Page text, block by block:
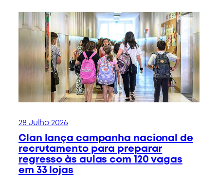
28 Julho 2026
Clan lança campanha nacional de
recrutamento para preparar
regresso às aulas com 120 vagas
em 33 lojas